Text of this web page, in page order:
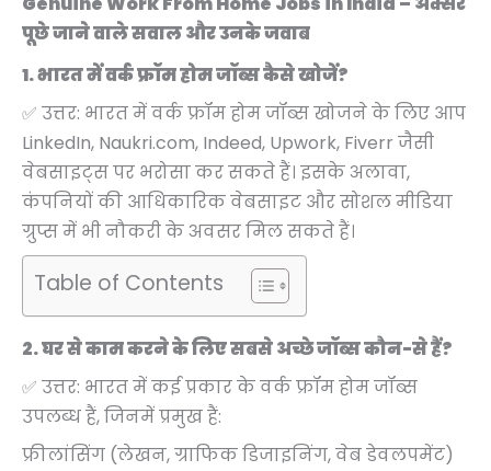
पूछे जाने वाले सवाल और उनके जवाब
1. भारत में वर्क फ्रॉम होम जॉब्स कैसे खोजें?
✅ उत्तर: भारत में वर्क फ्रॉम होम जॉब्स खोजने के लिए आप
LinkedIn, Naukri.com, Indeed, Upwork, Fiverr जैसी
वेबसाइट्स पर भरोसा कर सकते हैं। इसके अलावा,
कंपनियों की आधिकारिक वेबसाइट और सोशल मीडिया
ग्रुप्स में भी नौकरी के अवसर मिल सकते हैं।
Table of Contents
2. घर से काम करने के लिए सबसे अच्छे जॉब्स कौन-से हैं?
✅ उत्तर: भारत में कई प्रकार के वर्क फ्रॉम होम जॉब्स
उपलब्ध हैं, जिनमें प्रमुख हैं:
फ्रीलांसिंग (लेखन, ग्राफिक डिजाइनिंग, वेब डेवलपमेंट)